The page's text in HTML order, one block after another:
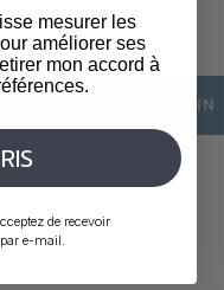
RÉSERVER UN SOIN
mesurer les
améliorer ses
mon accord à
de recevoir
e-mail.